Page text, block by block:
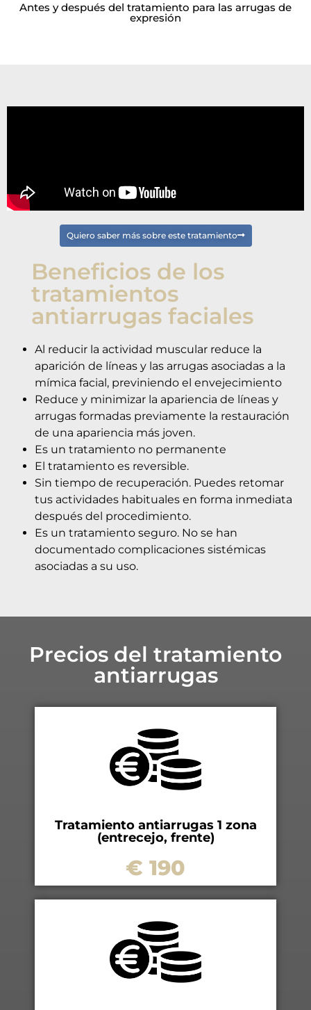
Antes y después del tratamiento para las arrugas de
expresión
Quiero saber más sobre este tratamiento
Beneficios de los
tratamientos
antiarrugas faciales
Al reducir la actividad muscular reduce la
aparición de líneas y las arrugas asociadas a la
mímica facial, previniendo el envejecimiento
Reduce y minimizar la apariencia de líneas y
arrugas formadas previamente la restauración
de una apariencia más joven.
Es un tratamiento no permanente
El tratamiento es reversible.
Sin tiempo de recuperación. Puedes retomar
tus actividades habituales en forma inmediata
después del procedimiento.
Es un tratamiento seguro. No se han
documentado complicaciones sistémicas
asociadas a su uso.
Precios del tratamiento
antiarrugas
Tratamiento antiarrugas 1 zona
(entrecejo, frente)
€ 190